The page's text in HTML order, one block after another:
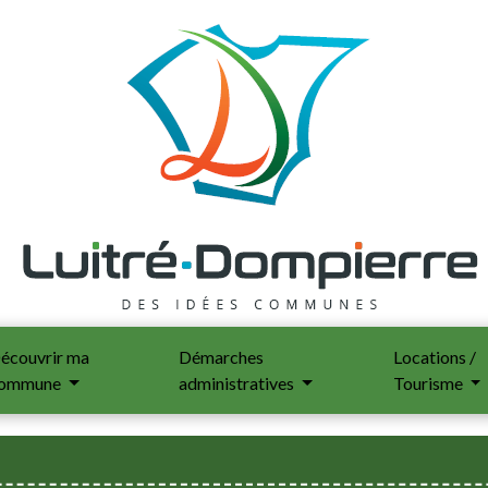
ma
Démarches
administratives
Locations /
Tourisme